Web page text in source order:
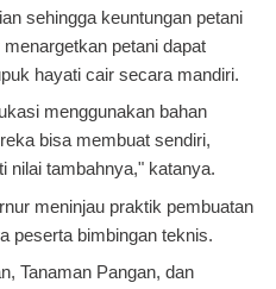
sehingga keuntungan petani
petani dapat
hayati cair secara mandiri.
menggunakan bahan
bisa membuat sendiri,
nilai tambahnya," katanya.
meninjau praktik pembuatan
peserta bimbingan teknis.
Tanaman Pangan, dan